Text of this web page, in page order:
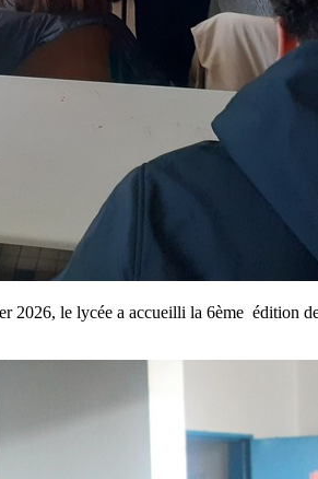
2026, le lycée a accueilli la 6ème édition